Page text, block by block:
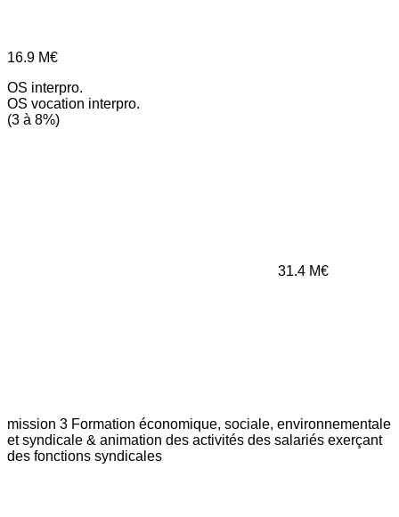
16.9 M€
OS interpro.
OS vocation interpro.
(3 à 8%)
31.4 M€
mission 3 Formation économique, sociale, environnementale
et syndicale & animation des activités des salariés exerçant
des fonctions syndicales